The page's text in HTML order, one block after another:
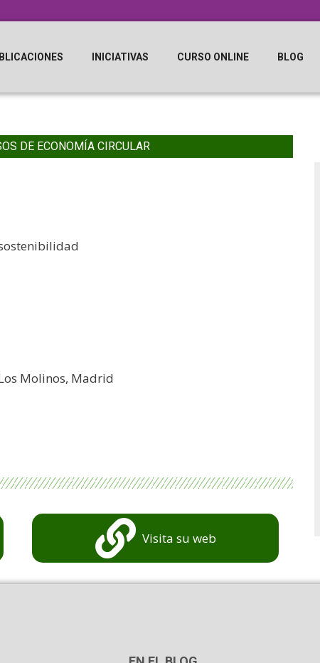
INICIATIVAS CURSO ONLINE BLOG
DE ECONOMÍA CIRCULAR
Molinos, Madrid
Visita su web